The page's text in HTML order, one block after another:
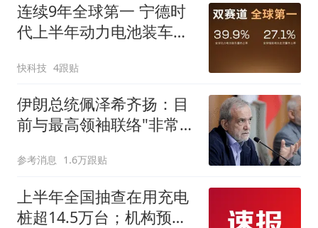
连续9年全球第一 宁德时
代上半年动力电池装车量
快科技 4跟贴
伊朗总统佩泽希齐扬：目
前与最高领袖联络"非常困
参考消息 1.6万跟贴
上半年全国抽查在用充电
桩超14.5万台；机构预测